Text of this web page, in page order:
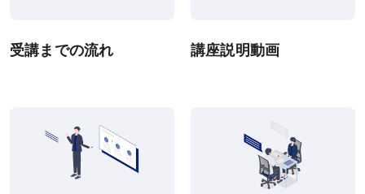
教材等転売に関する禁止のお願い
受講までの流れ 講座説明動画